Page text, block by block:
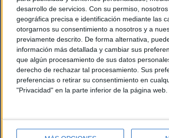
desarrollo de servicios. Con su permiso,
geográfica precisa e identificación mediante las
otorgarnos su consentimiento a nosotros y a
previamente descrito. De forma alternativa,
información más detallada y cambiar sus
que algún procesamiento de sus datos
derecho de rechazar tal procesamiento. Sus
preferencias o retirar su consentimiento en
"Privacidad" en la parte inferior de la página web.